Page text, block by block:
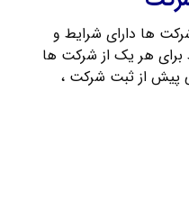
ها دارای شرایط و
هر یک از شرکت ها
پیش از ثبت شرکت ،